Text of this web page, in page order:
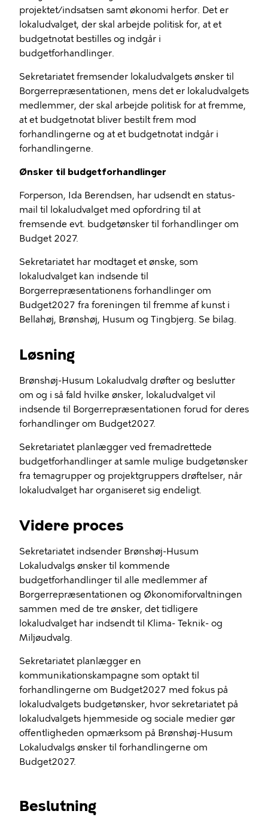
projektet/indsatsen samt økonomi herfor. Det er
lokaludvalget, der skal arbejde politisk for, at et
budgetnotat bestilles og indgår i
budgetforhandlinger.
Sekretariatet fremsender lokaludvalgets ønsker til
Borgerrepræsentationen, mens det er lokaludvalgets
medlemmer, der skal arbejde politisk for at fremme,
at et budgetnotat bliver bestilt frem mod
forhandlingerne og at et budgetnotat indgår i
forhandlingerne.
Ønsker til budgetforhandlinger
Forperson, Ida Berendsen, har udsendt en status-
mail til lokaludvalget med opfordring til at
fremsende evt. budgetønsker til forhandlinger om
Budget 2027.
Sekretariatet har modtaget et ønske, som
lokaludvalget kan indsende til
Borgerrepræsentationens forhandlinger om
Budget2027 fra foreningen til fremme af kunst i
Bellahøj, Brønshøj, Husum og Tingbjerg. Se bilag.
Løsning
Brønshøj-Husum Lokaludvalg drøfter og beslutter
om og i så fald hvilke ønsker, lokaludvalget vil
indsende til Borgerrepræsentationen forud for deres
forhandlinger om Budget2027.
Sekretariatet planlægger ved fremadrettede
budgetforhandlinger at samle mulige budgetønsker
fra temagrupper og projektgruppers drøftelser, når
lokaludvalget har organiseret sig endeligt.
Videre proces
Sekretariatet indsender Brønshøj-Husum
Lokaludvalgs ønsker til kommende
budgetforhandlinger til alle medlemmer af
Borgerrepræsentationen og Økonomiforvaltningen
sammen med de tre ønsker, det tidligere
lokaludvalget har indsendt til Klima- Teknik- og
Miljøudvalg.
Sekretariatet planlægger en
kommunikationskampagne som optakt til
forhandlingerne om Budget2027 med fokus på
lokaludvalgets budgetønsker, hvor sekretariatet på
lokaludvalgets hjemmeside og sociale medier gør
offentligheden opmærksom på Brønshøj-Husum
Lokaludvalgs ønsker til forhandlingerne om
Budget2027.
Beslutning